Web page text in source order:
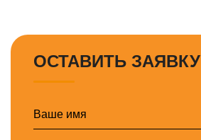
ОСТАВИТЬ ЗАЯВКУ